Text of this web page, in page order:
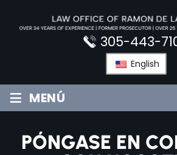
305-443-
English
≡ MENÚ
PÓNGASE EN